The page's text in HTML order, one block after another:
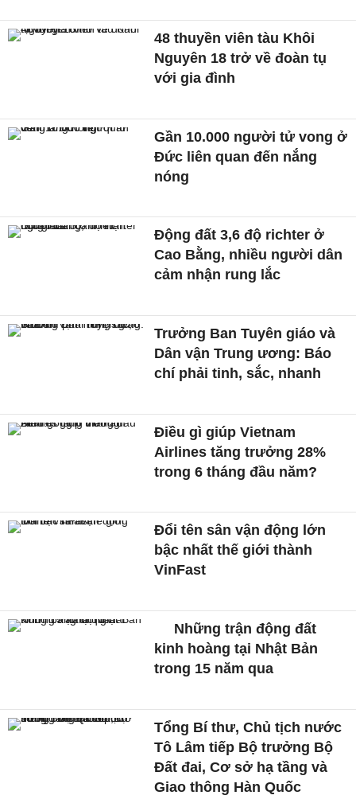
48 thuyền viên tàu Khôi
Nguyên 18 trở về đoàn tụ
với gia đình
Gần 10.000 người tử vong ở
Đức liên quan đến nắng
nóng
Động đất 3,6 độ richter ở
Cao Bằng, nhiều người dân
cảm nhận rung lắc
Trưởng Ban Tuyên giáo và
Dân vận Trung ương: Báo
chí phải tinh, sắc, nhanh
Điều gì giúp Vietnam
Airlines tăng trưởng 28%
trong 6 tháng đầu năm?
Đổi tên sân vận động lớn
bậc nhất thế giới thành
VinFast
Những trận động đất
kinh hoàng tại Nhật Bản
trong 15 năm qua
Tổng Bí thư, Chủ tịch nước
Tô Lâm tiếp Bộ trưởng Bộ
Đất đai, Cơ sở hạ tầng và
Giao thông Hàn Quốc